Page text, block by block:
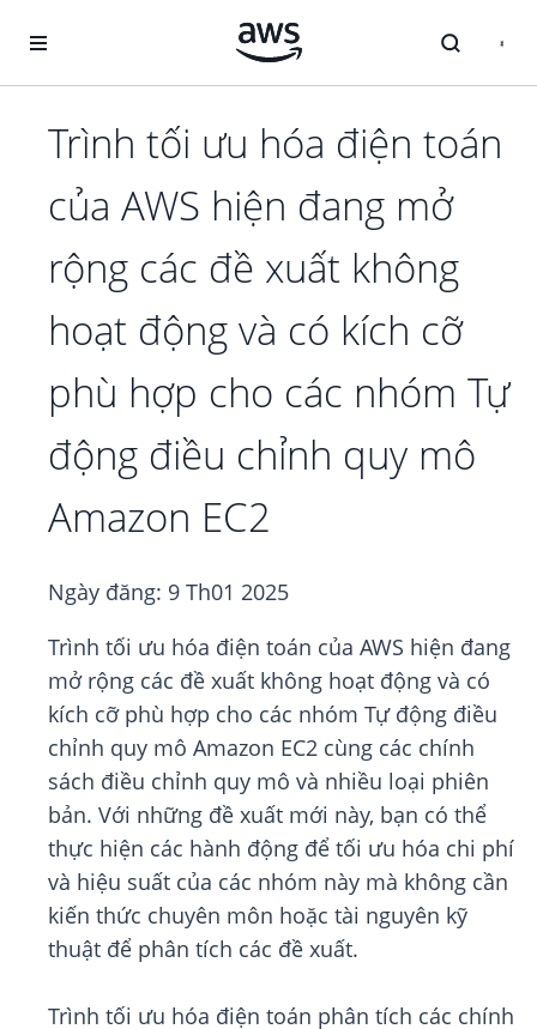
Trình tối ưu hóa điện toán
của AWS hiện đang mở
rộng các đề xuất không
hoạt động và có kích cỡ
phù hợp cho các nhóm Tự
động điều chỉnh quy mô
Amazon EC2
Ngày đăng: 9 Th01 2025
Trình tối ưu hóa điện toán của AWS hiện đang
mở rộng các đề xuất không hoạt động và có
kích cỡ phù hợp cho các nhóm Tự động điều
chỉnh quy mô Amazon EC2 cùng các chính
sách điều chỉnh quy mô và nhiều loại phiên
bản. Với những đề xuất mới này, bạn có thể
thực hiện các hành động để tối ưu hóa chi phí
và hiệu suất của các nhóm này mà không cần
kiến thức chuyên môn hoặc tài nguyên kỹ
thuật để phân tích các đề xuất.
Trình tối ưu hóa điện toán phân tích các chính